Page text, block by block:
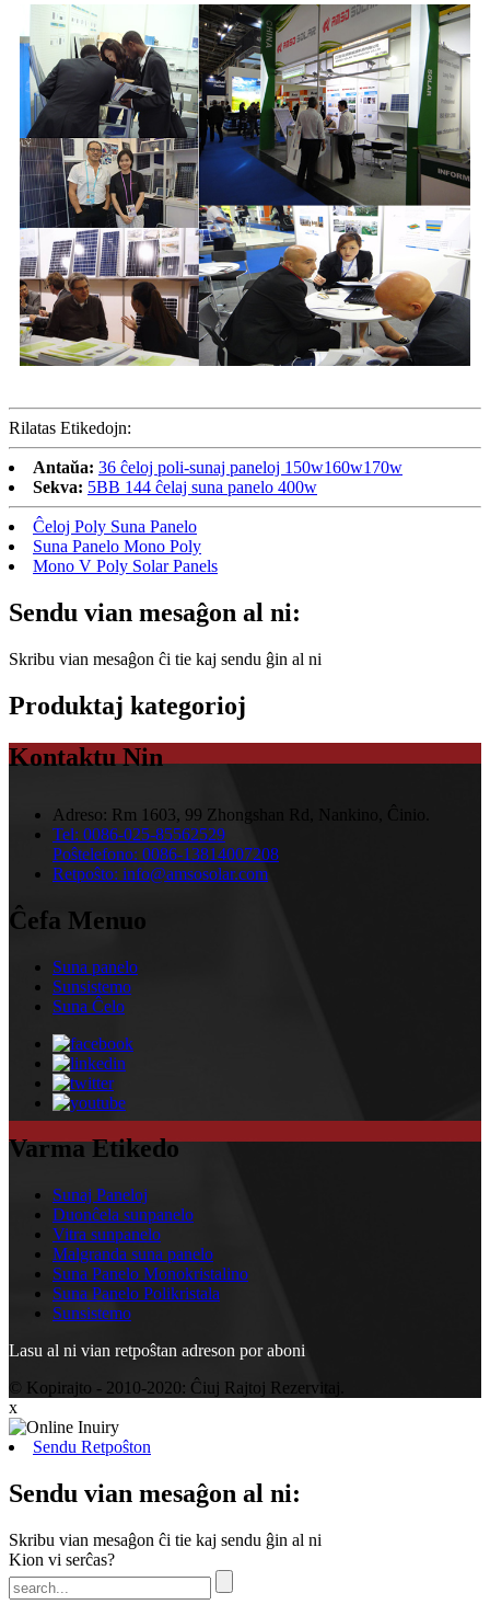
Rilatas Etikedojn:
Antaŭa: 36 ĉeloj poli-sunaj paneloj 150w160w170w
Sekva: 5BB 144 ĉelaj suna panelo 400w
Ĉeloj Poly Suna Panelo
Suna Panelo Mono Poly
Mono V Poly Solar Panels
Sendu vian mesaĝon al ni:
Skribu vian mesaĝon ĉi tie kaj sendu ĝin al ni
Produktaj kategorioj
Kontaktu Nin
Adreso: Rm 1603, 99 Zhongshan Rd, Nankino, Ĉinio.
Tel: 0086-025-85562529
Poŝtelefono: 0086-13814007208
Retpoŝto: info@amsosolar.com
Ĉefa Menuo
Suna panelo
Sunsistemo
Suna Ĉelo
Varma Etikedo
Sunaj Paneloj
Duonĉela sunpanelo
Vitra sunpanelo
Malgranda suna panelo
Suna Panelo Monokristalino
Suna Panelo Polikristala
Sunsistemo
Lasu al ni vian retpoŝtan adreson por aboni
© Kopirajto - 2010-2020: Ĉiuj Rajtoj Rezervitaj.
x
Sendu Retpoŝton
Sendu vian mesaĝon al ni:
Skribu vian mesaĝon ĉi tie kaj sendu ĝin al ni
Kion vi serĉas?